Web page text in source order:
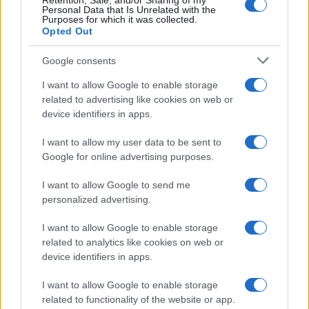
Personal Data that Is Unrelated with the
Purposes for which it was collected.
Opted Out
Google consents
I want to allow Google to enable storage
related to advertising like cookies on web or
device identifiers in apps.
I want to allow my user data to be sent to
Google for online advertising purposes.
I want to allow Google to send me
personalized advertising.
I want to allow Google to enable storage
related to analytics like cookies on web or
device identifiers in apps.
I want to allow Google to enable storage
related to functionality of the website or app.
Planinska zveza Slovenije:
Začasna zapora planinske poti
in prepoved parkiranja pri
kmetiji Bukovnik
Obratovanje bazenov
Aqualatio prilagojeno
Poziv k racionalni uporabi pitne
vode v MO Slovenj Gradec in
Do konca septembra delna in
v mestni četrti Čečovje
Obvestila
Izklop elektrike: 424. Nadzorništvo Vuzenica - Območje Orlice
pred 17 urami